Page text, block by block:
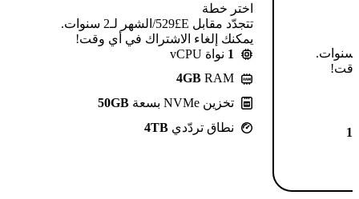
اختر خطة
تتجدّد مقابل E£⁦529⁩/الشهر لـ2 سنوات.
يمكنك إلغاء الاشتراك في أي وقت!
1 نواة vCPU
4GB RAM
تخزين NVMe بسعة
50GB
نطاق تردّدي 4TB
تتجدّد مقابل E£⁦639⁩/الشهر لـ2 سنوات.
وقت!